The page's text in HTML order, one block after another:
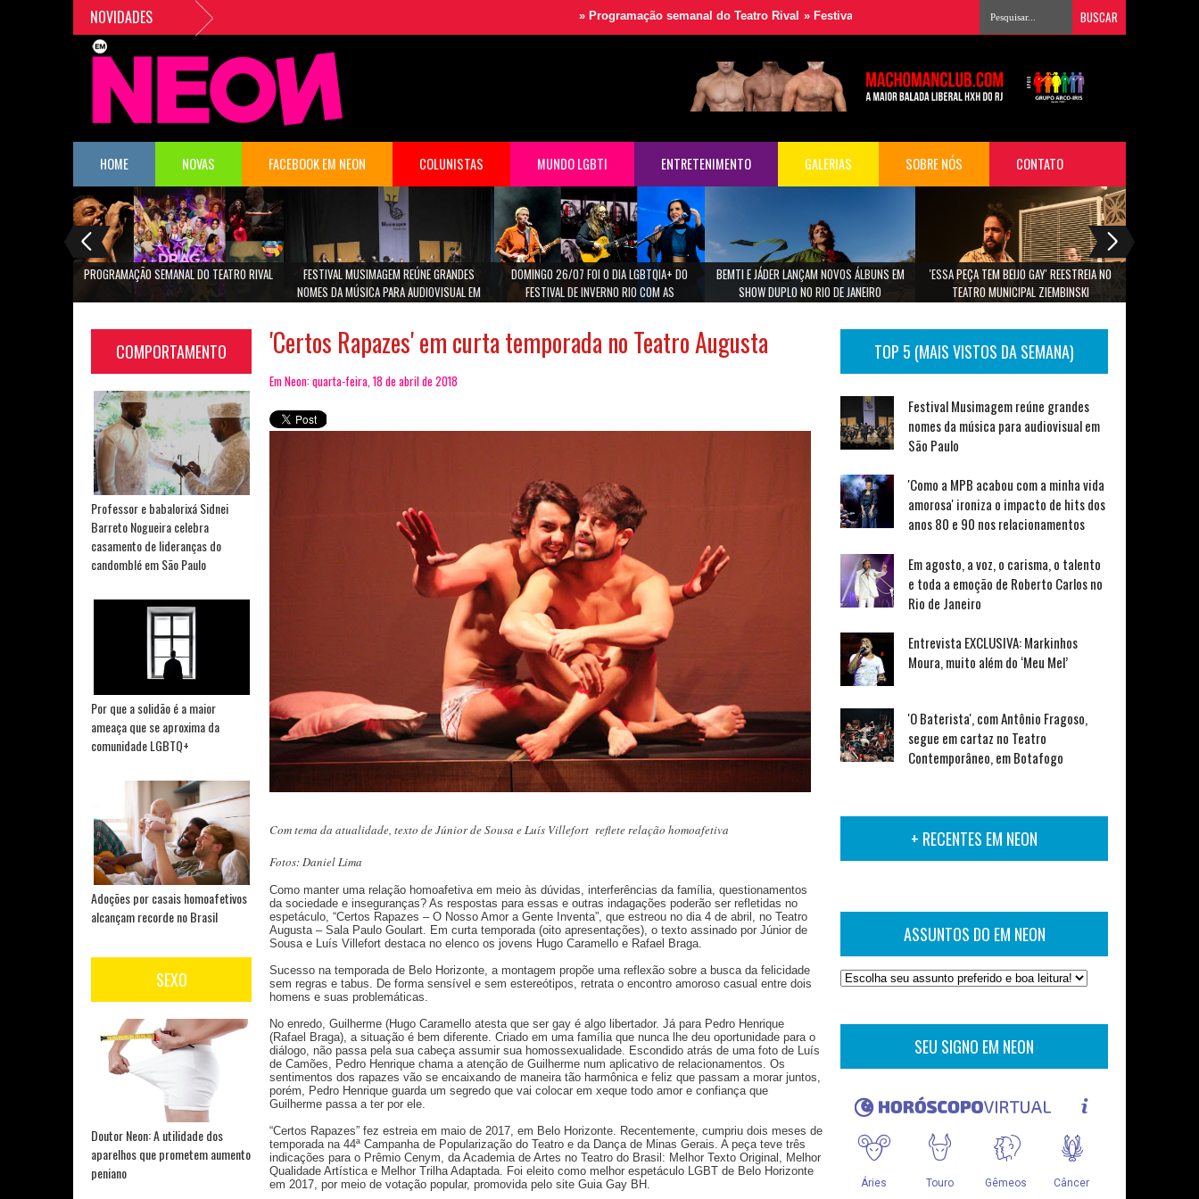
NOVIDADES Programação semanal do Teatro Rival »Festival Musimagem reúne grandes nomes da música para audiovisual em
HOME NOVAS FACEBOOK EM NEON COLUNISTAS MUNDO LGBTI ENTRETENIMENTO GALERIAS SOBRE NÓS CONTATO
PROGRAMAÇÃO SEMANAL DO TEATRO RIVAL
FESTIVAL MUSIMAGEM REÚNE GRANDES
NOMES DA MÚSICA PARA AUDIOVISUAL EM
DOMINGO 26/07 FOI O DIA LGBTQIA+ DO
FESTIVAL DE INVERNO RIO COM AS
CAROLINA.
BEMTI E JÁDER LANÇAM NOVOS ÁLBUNS EM
SHOW DUPLO NO RIO DE JANEIRO
'ESSA PEÇA TEM BEIJO GAY' REESTREIA NO
TEATRO MUNICIPAL ZIEMBINSKI
COMPORTAMENTO
Professor e babalorixá Sidnei
Barreto Nogueira celebra
casamento de lideranças do
candomblé em São Paulo
Por que a solidão é a maior
ameaça que se aproxima da
comunidade LGBTQ+
Adoções por casais homoafetivos
alcançam recorde no Brasil
SEXO
Doutor Neon: A utilidade dos
aparelhos que prometem aumento
peniano
'Certos Rapazes' em curta temporada no Teatro Augusta
Em Neon: quarta-feira, 18 de abril de 2018
Com tema da atualidade, texto de Júnior de Sousa e Luís Villefort reflete relação homoafetiva
Fotos: Daniel Lima
Como manter uma relação homoafetiva em meio às dúvidas, interferências da família, questionamentos
da sociedade e inseguranças? As respostas para essas e outras indagações poderão ser refletidas no
espetáculo, “Certos Rapazes – O Nosso Amor a Gente Inventa”, que estreou no dia 4 de abril, no Teatro
Augusta – Sala Paulo Goulart. Em curta temporada (oito apresentações), o texto assinado por Júnior de
Sousa e Luís Villefort destaca no elenco os jovens Hugo Caramello e Rafael Braga.
Sucesso na temporada de Belo Horizonte, a montagem propõe uma reflexão sobre a busca da felicidade
sem regras e tabus. De forma sensível e sem estereótipos, retrata o encontro amoroso casual entre dois
homens e suas problemáticas.
No enredo, Guilherme (Hugo Caramello atesta que ser gay é algo libertador. Já para Pedro Henrique
(Rafael Braga), a situação é bem diferente. Criado em uma família que nunca lhe deu oportunidade para o
diálogo, não passa pela sua cabeça assumir sua homossexualidade. Escondido atrás de uma foto de Luís
de Camões, Pedro Henrique chama a atenção de Guilherme num aplicativo de relacionamentos. Os
sentimentos dos rapazes vão se encaixando de maneira tão harmônica e feliz que passam a morar juntos,
porém, Pedro Henrique guarda um segredo que vai colocar em xeque todo amor e confiança que
Guilherme passa a ter por ele.
“Certos Rapazes” fez estreia em maio de 2017, em Belo Horizonte. Recentemente, cumpriu dois meses de
temporada na 44ª Campanha de Popularização do Teatro e da Dança de Minas Gerais. A peça teve três
indicações para o Prêmio Cenym, da Academia de Artes no Teatro do Brasil: Melhor Texto Original, Melhor
Qualidade Artística e Melhor Trilha Adaptada. Foi eleito como melhor espetáculo LGBT de Belo Horizonte
em 2017, por meio de votação popular, promovida pelo site Guia Gay BH.
TOP 5 (MAIS VISTOS DA SEMANA)
Festival Musimagem reúne grandes
nomes da música para audiovisual em
São Paulo
'Como a MPB acabou com a minha vida
amorosa' ironiza o impacto de hits dos
anos 80 e 90 nos relacionamentos
Em agosto, a voz, o carisma, o talento
e toda a emoção de Roberto Carlos no
Rio de Janeiro
Entrevista EXCLUSIVA: Markinhos
Moura, muito além do ‘Meu Mel’
'O Baterista', com Antônio Fragoso,
segue em cartaz no Teatro
Contemporâneo, em Botafogo
+ RECENTES EM NEON
ASSUNTOS DO EM NEON
SEU SIGNO EM NEON